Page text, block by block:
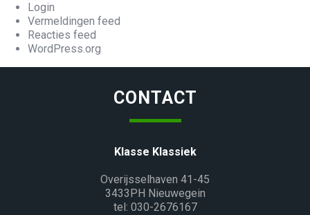
Login
Vermeldingen feed
Reacties feed
WordPress.org
CONTACT
Klasse Klassiek
Overijsselhaven 41-45
3433PH Nieuwegein
tel: 030-2676167